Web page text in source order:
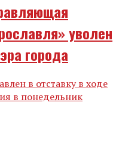
уволен
города
в отставку в ходе
в понедельник